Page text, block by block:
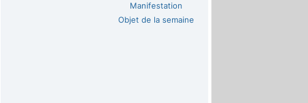
Manifestation
Objet de la semaine